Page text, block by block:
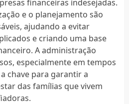
financeiras indesejadas.
e o planejamento são
ajudando a evitar
e criando uma base
A administração
especialmente em tempos
chave para garantir a
das famílias que vivem